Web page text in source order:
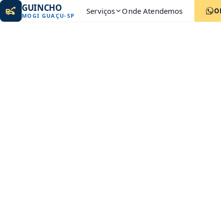
GUINCHO
MOGI GUAÇU-SP Serviços Onde Atendemos